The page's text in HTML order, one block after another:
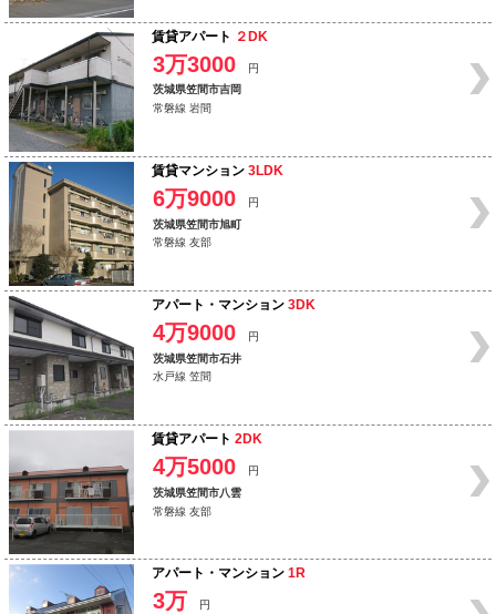
賃貸アパート ２DK
3万3000
円
茨城県笠間市吉岡
常磐線 岩間
賃貸マンション 3LDK
6万9000
円
茨城県笠間市旭町
常磐線 友部
アパート・マンション 3DK
4万9000
円
茨城県笠間市石井
水戸線 笠間
賃貸アパート 2DK
4万5000
円
茨城県笠間市八雲
常磐線 友部
アパート・マンション 1R
3万
円